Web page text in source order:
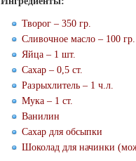
Творог – 350 гр.
Сливочное масло – 100 гр.
Яйца – 1 шт.
Сахар – 0,5 ст.
Разрыхлитель – 1 ч.л.
Мука – 1 ст.
Ванилин
Сахар для обсыпки
Шоколад для начинки